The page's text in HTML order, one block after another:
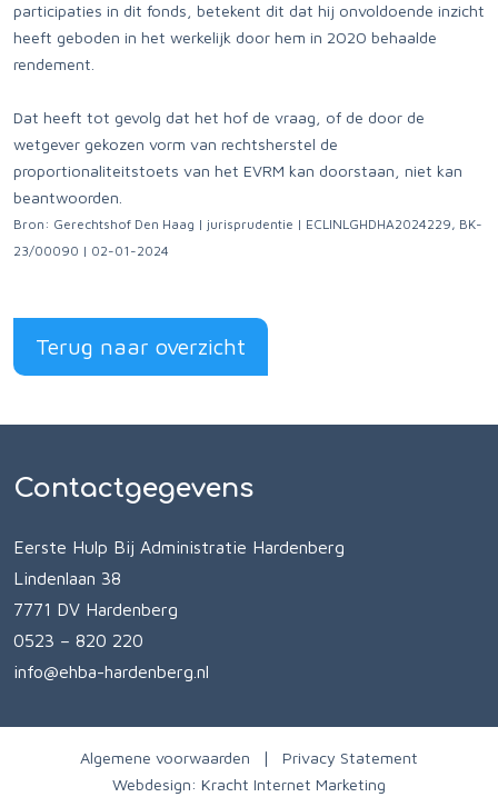
participaties in dit fonds, betekent dit dat hij onvoldoende inzicht
heeft geboden in het werkelijk door hem in 2020 behaalde
rendement.
Dat heeft tot gevolg dat het hof de vraag, of de door de
wetgever gekozen vorm van rechtsherstel de
proportionaliteitstoets van het EVRM kan doorstaan, niet kan
beantwoorden.
Bron: Gerechtshof Den Haag | jurisprudentie | ECLINLGHDHA2024229, BK-
23/00090 | 02-01-2024
Terug naar overzicht
Contactgegevens
Eerste Hulp Bij Administratie Hardenberg
Lindenlaan 38
7771 DV Hardenberg
0523 – 820 220
info@ehba-hardenberg.nl
Algemene voorwaarden
Privacy Statement
Webdesign: Kracht Internet Marketing